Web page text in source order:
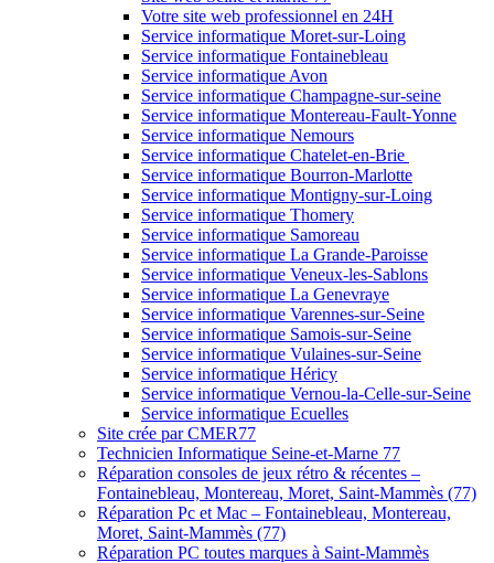
Votre site web professionnel en 24H
Service informatique Moret-sur-Loing
Service informatique Fontainebleau
Service informatique Avon
Service informatique Champagne-sur-seine
Service informatique Montereau-Fault-Yonne
Service informatique Nemours
Service informatique Chatelet-en-Brie
Service informatique Bourron-Marlotte
Service informatique Montigny-sur-Loing
Service informatique Thomery
Service informatique Samoreau
Service informatique La Grande-Paroisse
Service informatique Veneux-les-Sablons
Service informatique La Genevraye
Service informatique Varennes-sur-Seine
Service informatique Samois-sur-Seine
Service informatique Vulaines-sur-Seine
Service informatique Héricy
Service informatique Vernou-la-Celle-sur-Seine
Service informatique Ecuelles
Site crée par CMER77
Technicien Informatique Seine-et-Marne 77
Réparation consoles de jeux rétro & récentes –
Fontainebleau, Montereau, Moret, Saint-Mammès (77)
Réparation Pc et Mac – Fontainebleau, Montereau,
Moret, Saint-Mammès (77)
Réparation PC toutes marques à Saint-Mammès